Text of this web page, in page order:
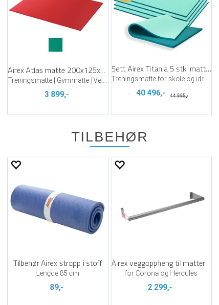
Airex Atlas matte 200x125x1,5 cm
3 899,-
Sett Airex Titania 5 stk. matter
Treningsmatte for skole og idrettshall
40 496,- 44 995,-
TILBEHØR
Tilbehør Airex stropp i stoff
Lengde 85 cm
89,-
Airex veggoppheng til matter - 105 cm
for Corona og Hercules
2 299,-